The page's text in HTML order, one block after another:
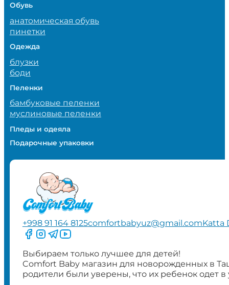
Обувь
анатомическая обувь
пинетки
Одежда
блузки
боди
Пеленки
бамбуковые пеленки
муслиновые пеленки
Пледы и одеяла
Подарочные упаковки
+998 91 164 8125comfortbabyuz@gmail.comKatta
Следите за нами на Facebook
Следите за нами в Instagram
Следите за нами в Telegram
Следите за нами в YouTube
Выбираем только лучшее для детей!
Comfort Baby магазин для новорожденных в
родители были уверены, что их ребенок одет